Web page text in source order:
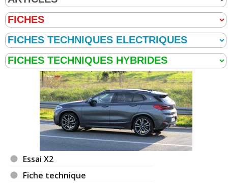
Essai X2
Fiche technique